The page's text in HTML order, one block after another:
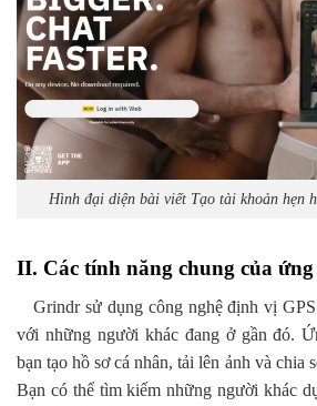
Hình đại diện bài viết Tạo tài khoản hẹn
II. Các tính năng chung của
Grindr sử dụng công nghệ định vị
với những người khác đang ở gần đó.
bạn tạo hồ sơ cá nhân, tải lên ảnh và chia
Bạn có thể tìm kiếm những người khác